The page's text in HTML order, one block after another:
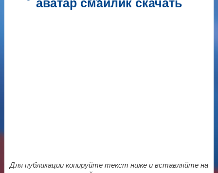
аватар смайлик скачать
Для публикации копируйте текст ниже и вставляйте на